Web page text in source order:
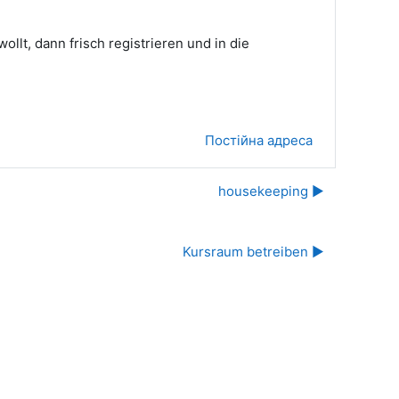
dann frisch registrieren und in die
Постійна адреса
housekeeping ▶︎
Kursraum betreiben ▶︎